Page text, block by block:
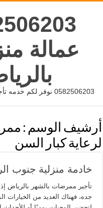
عمالة
0582506203 نوفر لكم خدمه تأجير عاملات منزلية بالشهر بالرياض وجده
أرشيف الوسم :
لرعاية كبار السن
خادمة منزلية جنوب الرياض
تأجير ممرضات بالشهر بالرياض
جده، فهناك العديد من الخيارات